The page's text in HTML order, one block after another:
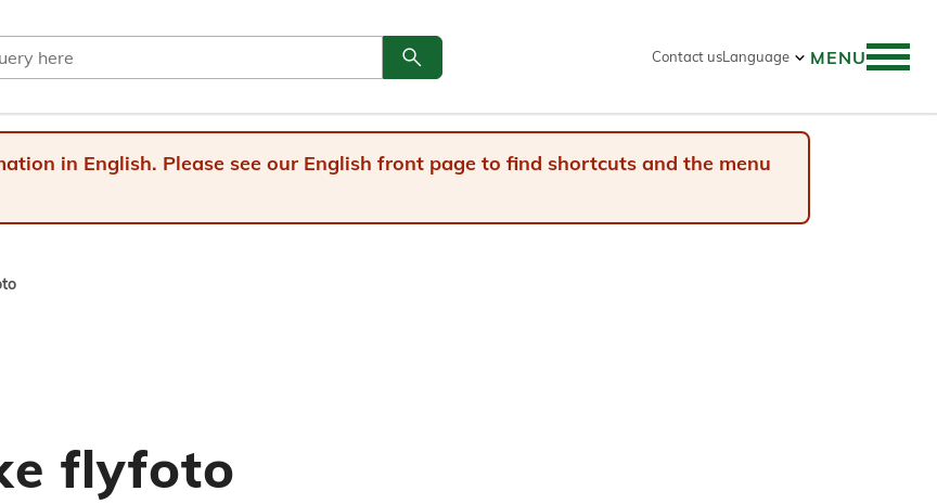
Go to search
search Contact usLanguage MENU
in English. Please see our English front page to find shortcuts and the menu
flyfoto